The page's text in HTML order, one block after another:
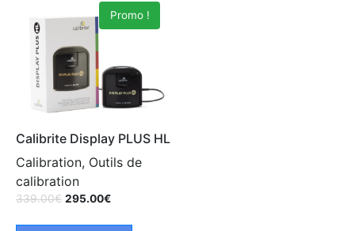
Promo !
Calibrite Display PLUS HL
Calibration, Outils de
calibration
339.00€ 295.00€